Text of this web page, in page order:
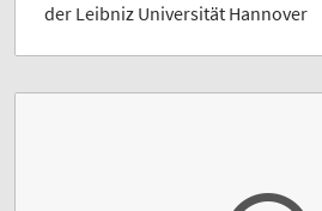
der Leibniz Universität Hannover